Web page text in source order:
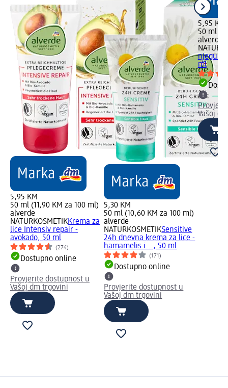
5,95 KM
50 ml (11,90 KM za 100 ml)
alverde
NATURKOSMETIKKrema za
lice Intensiv repair -
avokado, 50 ml
(274)
Dostupno online
Provjerite dostupnost u
Vašoj dm trgovini
5,30 KM
50 ml (10,60 KM za 100 ml)
alverde
NATURKOSMETIKSensitive
24h dnevna krema za lice -
hamamelis i..., 50 ml
(171)
Dostupno online
Provjerite dostupnost u
Vašoj dm trgovini
5,95 KM
50 ml
alverde
njegu
ml
Vašoj